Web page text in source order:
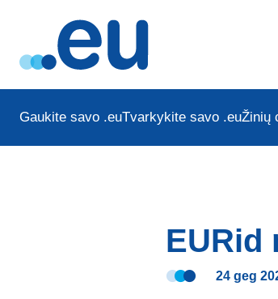
Gaukite savo .euTvarkykite savo .euŽinių
EURid
24 geg